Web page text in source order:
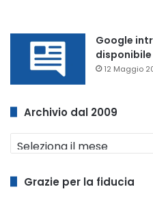
Google
12 Maggio
Archivio dal 2009
Archivio
dal
Grazie per la fiducia